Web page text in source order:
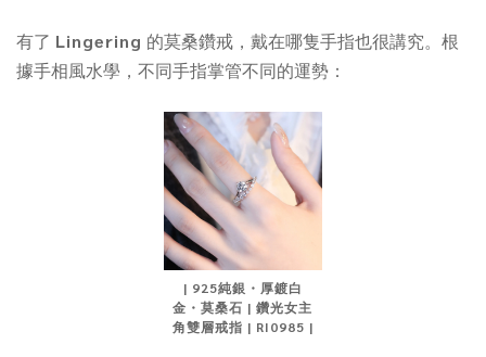
有了 Lingering 的莫桑鑽戒，戴在哪隻手指也很講究。根
據手相風水學，不同手指掌管不同的運勢：
| 925純銀・厚鍍白
金・莫桑石 | 鑽光女主
角雙層戒指 | RI0985 |